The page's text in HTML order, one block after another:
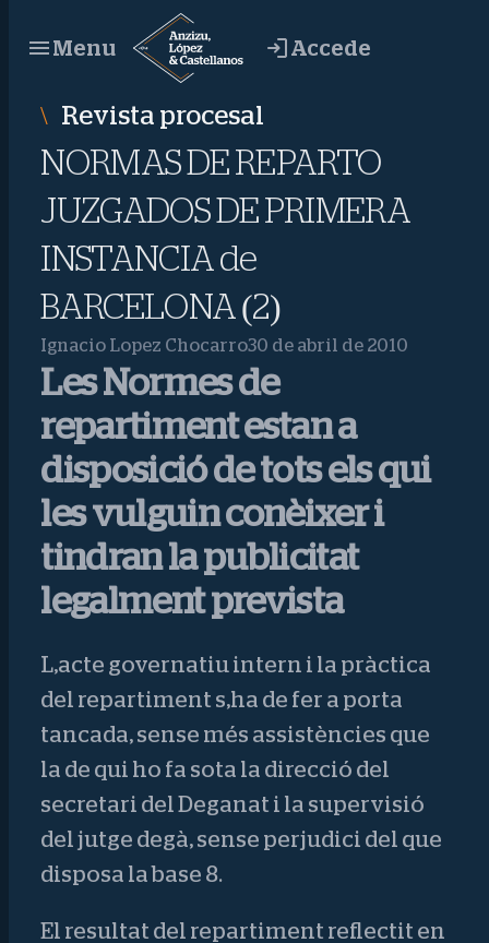
contenido
Menu Accede
Revista procesal
NORMAS DE REPARTO
JUZGADOS DE PRIMERA
INSTANCIA de
BARCELONA (2)
Ignacio Lopez Chocarro30 de abril de 2010
Les Normes de
repartiment estan a
disposició de tots els qui
les vulguin conèixer i
tindran la publicitat
legalment prevista
L,acte governatiu intern i la pràctica
del repartiment s,ha de fer a porta
tancada, sense més assistències que
la de qui ho fa sota la direcció del
secretari del Deganat i la supervisió
del jutge degà, sense perjudici del que
disposa la base 8.
El resultat del repartiment reflectit en